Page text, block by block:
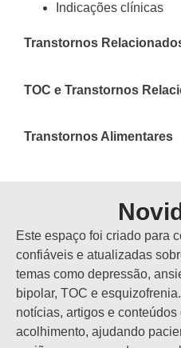
Indicações clínicas
Transtornos
TOC e Transtornos
Transtornos Alimentares
Este espaço foi criado para
confiáveis e atualizadas
temas como depressão,
bipolar, TOC e
notícias, artigos e
acolhimento, ajudando